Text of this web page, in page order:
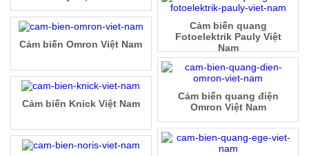
Cảm biến quang
Fotoelektrik Pauly Việt
Nam
Cảm biến Omron Việt Nam
Cảm biến quang điện
Omron Việt Nam
Cảm biến Knick Việt Nam